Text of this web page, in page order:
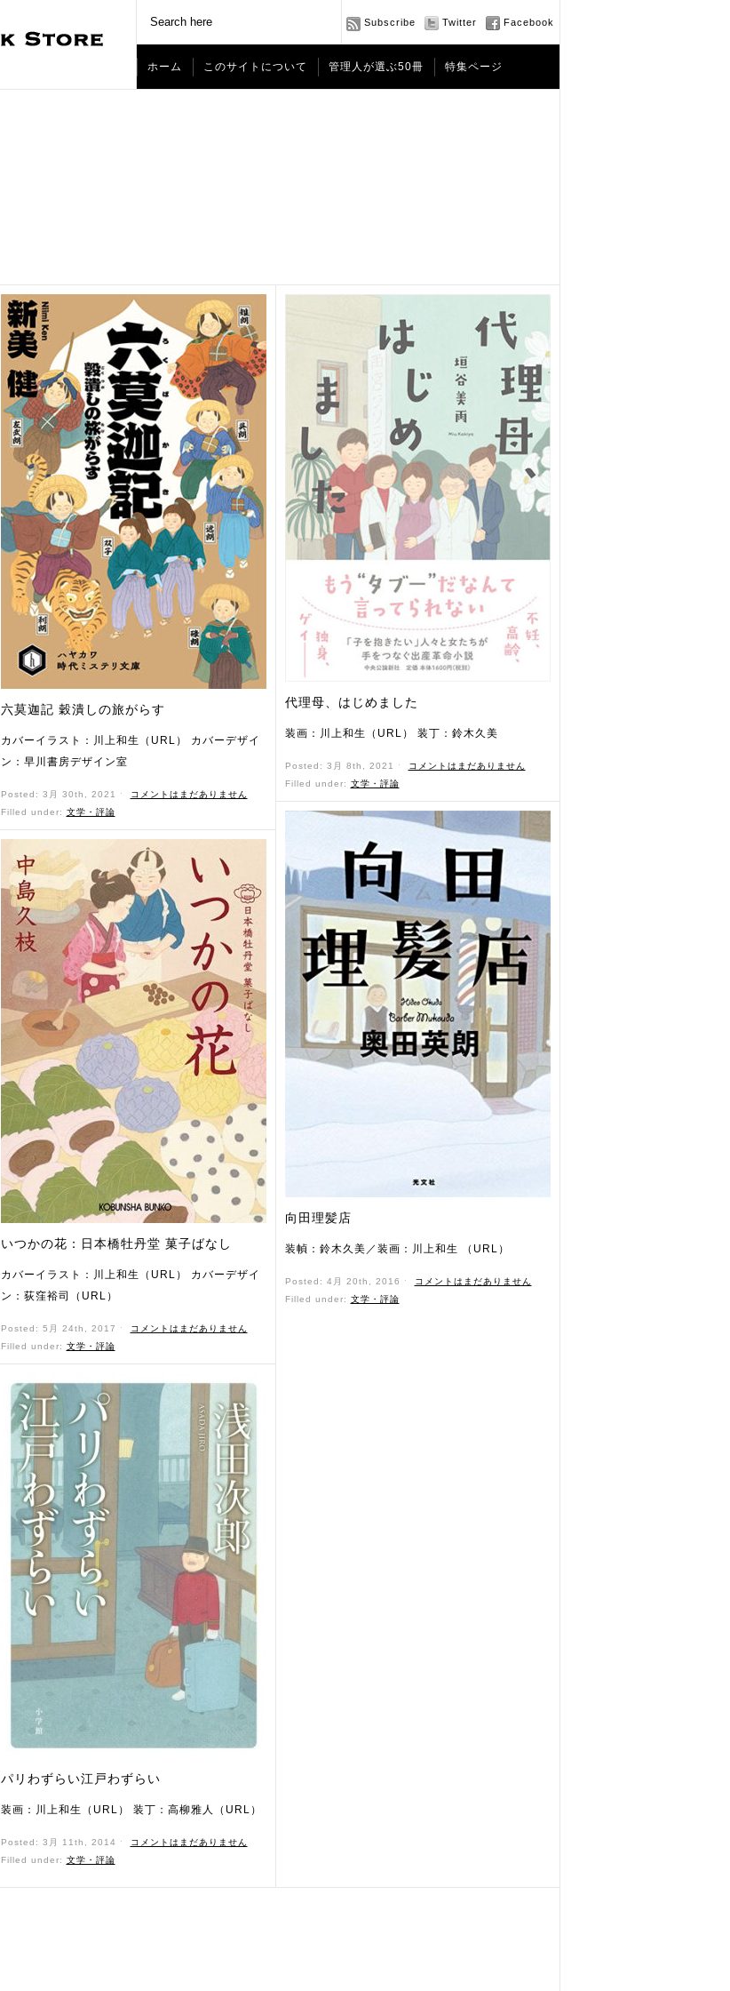
Subscribe Twitter Facebook
ホーム このサイトについて 管理人が選ぶ50冊 特集ページ
六莫迦記 穀潰しの旅がらす
カバーイラスト：川上和生（URL） カバーデザイ
ン：早川書房デザイン室
Posted: 3月 30th, 2021 ˑ
コメントはまだありません
Filled under: 文学・評論
いつかの花：日本橋牡丹堂 菓子ばなし
カバーイラスト：川上和生（URL） カバーデザイ
ン：荻窪裕司（URL）
Posted: 5月 24th, 2017 ˑ
コメントはまだありません
Filled under: 文学・評論
パリわずらい江戸わずらい
装画：川上和生（URL） 装丁：高柳雅人（URL）
Posted: 3月 11th, 2014 ˑ
コメントはまだありません
Filled under: 文学・評論
代理母、はじめました
装画：川上和生（URL） 装丁：鈴木久美
Posted: 3月 8th, 2021 ˑ
コメントはまだありません
Filled under: 文学・評論
向田理髪店
装幀：鈴木久美／装画：川上和生 （URL）
Posted: 4月 20th, 2016 ˑ
コメントはまだありません
Filled under: 文学・評論